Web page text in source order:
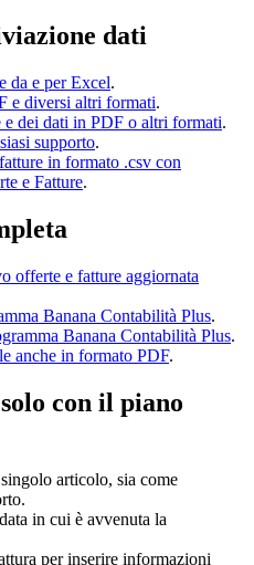
dati
da e per Excel.
e diversi altri formati.
dei dati in PDF o altri formati.
supporto.
in formato .csv con
e Fatture.
offerte e fatture aggiornata
Banana Contabilità Plus.
Banana Contabilità Plus.
anche in formato PDF.
con il piano
articolo, sia come
in cui è avvenuta la
per inserire informazioni